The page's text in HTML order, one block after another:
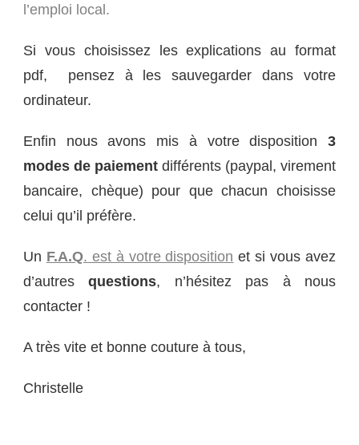
l’emploi local.
Si vous choisissez les explications au format
pdf, pensez à les sauvegarder dans votre
ordinateur.
Enfin nous avons mis à votre disposition 3
modes de paiement différents (paypal, virement
bancaire, chèque) pour que chacun choisisse
celui qu’il préfère.
Un F.A.Q. est à votre disposition et si vous avez
d’autresquestions, n’hésitez pas à nous
contacter !
A très vite et bonne couture à tous,
Christelle